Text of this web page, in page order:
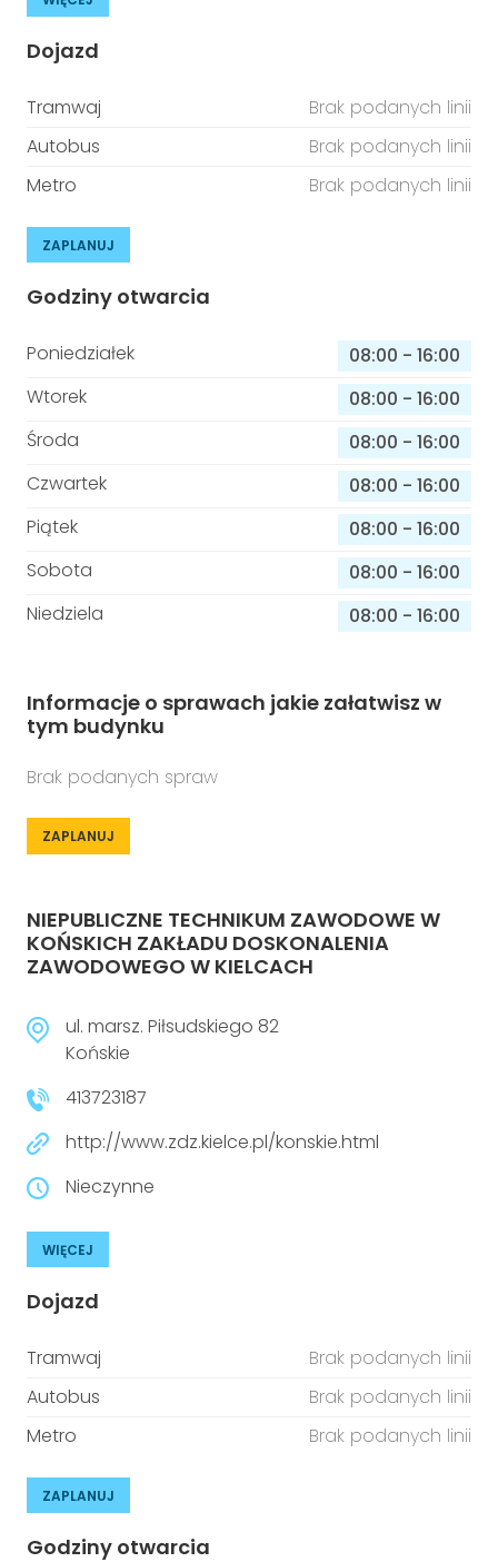
Dojazd
Tramwaj
Brak podanych linii
Autobus
Brak podanych linii
Metro
Brak podanych linii
ZAPLANUJ
Godziny otwarcia
Poniedziałek 08:00 - 16:00
Wtorek
08:00 - 16:00
Środa
08:00 - 16:00
Czwartek
08:00 - 16:00
Piątek
08:00 - 16:00
Sobota
08:00 - 16:00
Niedziela
08:00 - 16:00
Informacje o sprawach jakie załatwisz w
tym budynku
Brak podanych spraw
ZAPLANUJ
NIEPUBLICZNE TECHNIKUM ZAWODOWE W
KOŃSKICH ZAKŁADU DOSKONALENIA
ZAWODOWEGO W KIELCACH
ul. marsz. Piłsudskiego 82
Końskie
413723187
http://www.zdz.kielce.pl/konskie.html
Nieczynne
WIĘCEJ
Dojazd
Tramwaj
Brak podanych linii
Autobus
Brak podanych linii
Metro
Brak podanych linii
ZAPLANUJ
Godziny otwarcia